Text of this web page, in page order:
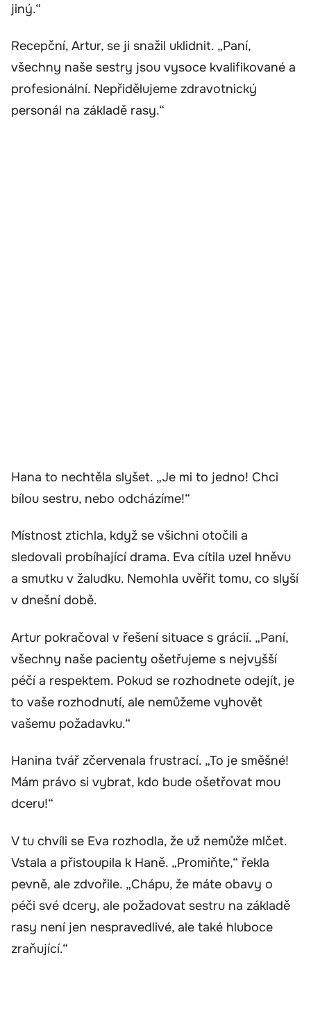
jiný.“
Recepční, Artur, se ji snažil uklidnit. „Paní,
všechny naše sestry jsou vysoce kvalifikované a
profesionální. Nepřidělujeme zdravotnický
personál na základě rasy.“
Hana to nechtěla slyšet. „Je mi to jedno! Chci
bílou sestru, nebo odcházíme!“
Místnost ztichla, když se všichni otočili a
sledovali probíhající drama. Eva cítila uzel hněvu
a smutku v žaludku. Nemohla uvěřit tomu, co slyší
v dnešní době.
Artur pokračoval v řešení situace s grácií. „Paní,
všechny naše pacienty ošetřujeme s nejvyšší
péčí a respektem. Pokud se rozhodnete odejít, je
to vaše rozhodnutí, ale nemůžeme vyhovět
vašemu požadavku.“
Hanina tvář zčervenala frustrací. „To je směšné!
Mám právo si vybrat, kdo bude ošetřovat mou
dceru!“
V tu chvíli se Eva rozhodla, že už nemůže mlčet.
Vstala a přistoupila k Haně. „Promiňte,“ řekla
pevně, ale zdvořile. „Chápu, že máte obavy o
péči své dcery, ale požadovat sestru na základě
rasy není jen nespravedlivé, ale také hluboce
zraňující.“